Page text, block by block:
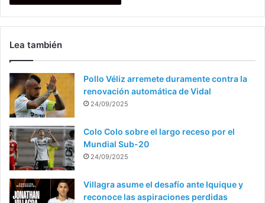
Lea también
Pollo Véliz arremete duramente contra la
renovación automática de Vidal
24/09/2025
Colo Colo sobre el largo receso por el
Mundial Sub-20
24/09/2025
Villagra asume el desafío ante Iquique y
reconoce las aspiraciones perdidas